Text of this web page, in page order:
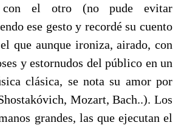
con el otro (no pude evitar
ese gesto y recordé su cuento
que aunque ironiza, airado, con
y estornudos del público en un
clásica, se nota su amor por
Mozart, Bach..). Los
grandes, las que ejecutan el